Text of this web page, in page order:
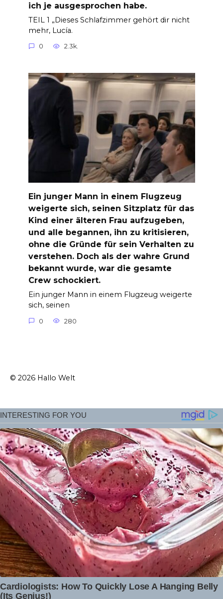
ich je ausgesprochen habe.
TEIL 1 „Dieses Schlafzimmer gehört dir nicht
mehr, Lucía.
0 2.3k.
Ein junger Mann in einem Flugzeug
weigerte sich, seinen Sitzplatz für das
Kind einer älteren Frau aufzugeben,
und alle begannen, ihn zu kritisieren,
ohne die Gründe für sein Verhalten zu
verstehen. Doch als der wahre Grund
bekannt wurde, war die gesamte
Crew schockiert.
Ein junger Mann in einem Flugzeug weigerte
sich, seinen
0 280
© 2026 Hallo Welt